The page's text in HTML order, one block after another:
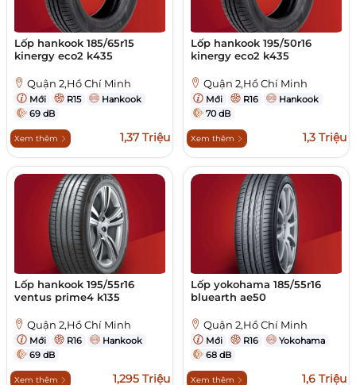
Lốp hankook 185/65r15
kinergy eco2 k435
Quận 2,Hồ Chí Minh
Mới R15
Hankook
69 dB
Xem thêm 1,37 Triệu
Lốp hankook 195/50r16
kinergy eco2 k435
Quận 2,Hồ Chí Minh
Mới R16
Hankook
70 dB
Xem thêm 1,3 Triệu
Lốp hankook 195/55r16
ventus prime4 k135
Quận 2,Hồ Chí Minh
Mới R16
Hankook
69 dB
Xem thêm 1,295 Triệu
Lốp yokohama 185/55r16
bluearth ae50
Quận 2,Hồ Chí Minh
Mới R16
Yokohama
68 dB
Xem thêm 1,6 Triệu